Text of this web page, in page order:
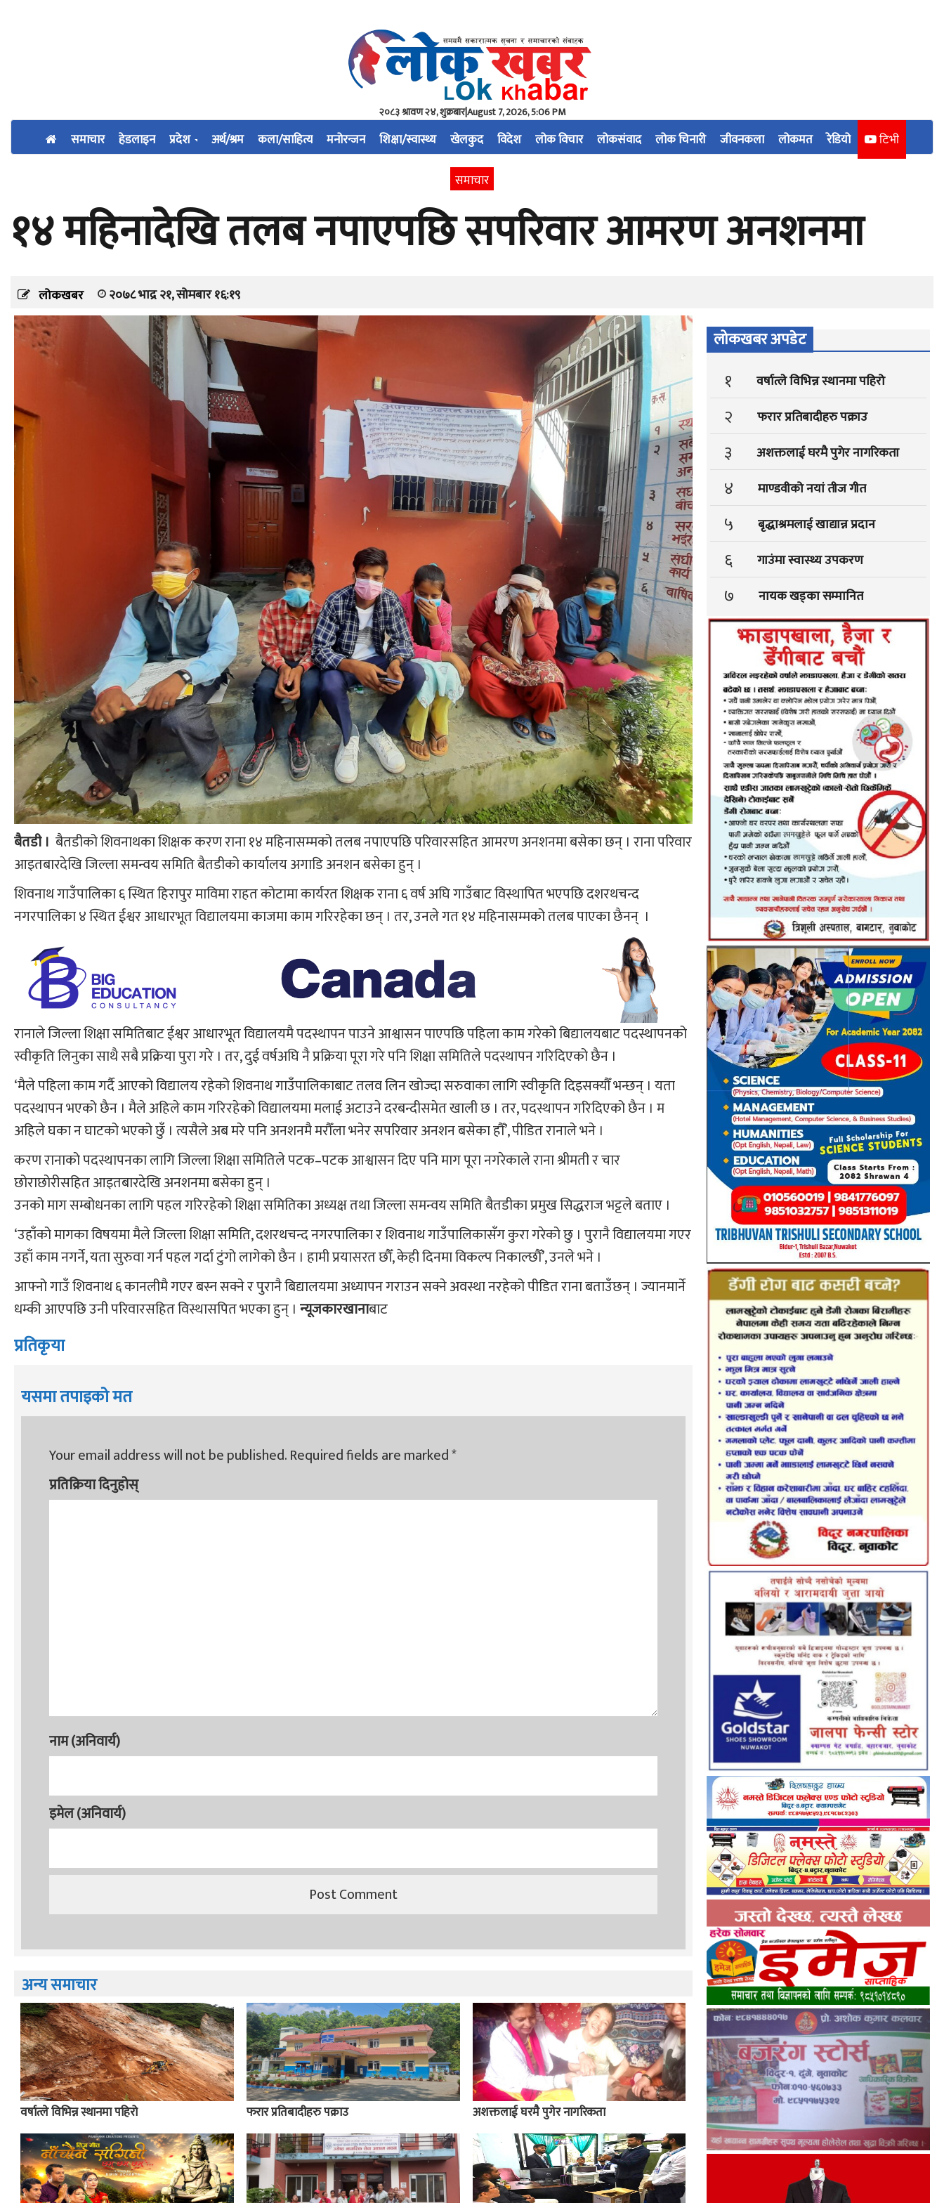
२०८३ श्रावण २४, शुक्रबार|August 7, 2026, 5:06 PM
समाचार हेडलाइन प्रदेश अर्थ/श्रम कला/साहित्य मनोरन्जन शिक्षा/स्वास्थ्य खेलकुद विदेश लोक विचार लोकसंवाद लोक चिनारी जीवनकला लोकमत रेडियो टिभी
समाचार
१४ महिनादेखि तलब नपाएपछि सपरिवार आमरण अनशनमा
लोकखबर २०७८ भाद्र २१, सोमबार १६:१९
बैतडी । बैतडीको शिवनाथका शिक्षक करण राना १४ महिनासम्मको तलब नपाएपछि परिवारसहित आमरण अनशनमा बसेका छन् । राना परिवार
आइतबारदेखि जिल्ला समन्वय समिति बैतडीको कार्यालय अगाडि अनशन बसेका हुन् ।
शिवनाथ गाउँपालिका ६ स्थित हिरापुर माविमा राहत कोटामा कार्यरत शिक्षक राना ६ वर्ष अघि गाउँबाट विस्थापित भएपछि दशरथचन्द
नगरपालिका ४ स्थित ईश्वर आधारभूत विद्यालयमा काजमा काम गरिरहेका छन् । तर, उनले गत १४ महिनासम्मको तलब पाएका छैनन् ।
रानाले जिल्ला शिक्षा समितिबाट ईश्वर आधारभूत विद्यालयमै पदस्थापन पाउने आश्वासन पाएपछि पहिला काम गरेको बिद्यालयबाट पदस्थापनको
स्वीकृति लिनुका साथै सबै प्रक्रिया पुरा गरे । तर, दुई वर्षअघि नै प्रक्रिया पूरा गरे पनि शिक्षा समितिले पदस्थापन गरिदिएको छैन ।
‘मैले पहिला काम गर्दै आएको विद्यालय रहेको शिवनाथ गाउँपालिकाबाट तलव लिन खोज्दा सरुवाका लागि स्वीकृति दिइसक्यौँ भन्छन् । यता
पदस्थापन भएको छैन । मैले अहिले काम गरिरहेको विद्यालयमा मलाई अटाउने दरबन्दीसमेत खाली छ । तर, पदस्थापन गरिदिएको छैन । म
अहिले घका न घाटको भएको छुँ । त्यसैले अब मरे पनि अनशनमै मरौँला भनेर सपरिवार अनशन बसेका हौँ’, पीडित रानाले भने ।
करण रानाको पदस्थापनका लागि जिल्ला शिक्षा समितिले पटक–पटक आश्वासन दिए पनि माग पूरा नगरेकाले राना श्रीमती र चार
छोराछोरीसहित आइतबारदेखि अनशनमा बसेका हुन् ।
उनको माग सम्बोधनका लागि पहल गरिरहेको शिक्षा समितिका अध्यक्ष तथा जिल्ला समन्वय समिति बैतडीका प्रमुख सिद्धराज भट्टले बताए ।
‘उहाँको मागका विषयमा मैले जिल्ला शिक्षा समिति, दशरथचन्द नगरपालिका र शिवनाथ गाउँपालिकासँग कुरा गरेको छु । पुरानै विद्यालयमा गएर
उहाँ काम नगर्ने, यता सुरुवा गर्न पहल गर्दा टुंगो लागेको छैन । हामी प्रयासरत छौँ, केही दिनमा विकल्प निकाल्छौँ’, उनले भने ।
आफ्नो गाउँ शिवनाथ ६ कानलीमै गएर बस्न सक्ने र पुरानै बिद्यालयमा अध्यापन गराउन सक्ने अवस्था नरहेको पीडित राना बताउँछन् । ज्यानमार्ने
धम्की आएपछि उनी परिवारसहित विस्थासपित भएका हुन् । न्यूजकारखानाबाट
प्रतिकृया
यसमा तपाइको मत
Your email address will not be published.Required fields are marked*
प्रतिक्रिया दिनुहोस्
नाम (अनिवार्य)
इमेल (अनिवार्य)
अन्य समाचार
वर्षात्ले विभिन्न स्थानमा पहिरो फरार प्रतिबादीहरु पक्राउ अशक्तलाई घरमै पुगेर नागरिकता
लोकखबर अपडेट
१ वर्षात्ले विभिन्न स्थानमा पहिरो
२ फरार प्रतिबादीहरु पक्राउ
३ अशक्तलाई घरमै पुगेर नागरिकता
४ माण्डवीको नयां तीज गीत
५ बृद्धाश्रमलाई खाद्यान्न प्रदान
६ गाउंमा स्वास्थ्य उपकरण
७ नायक खड्का सम्मानित